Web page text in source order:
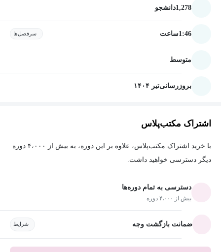
1,278دانشجو
1:46ساعت سرفصل‌ها
متوسط
بروزرسانیتیر ۱۴۰۴
اشتراک مکتب‌پلاس
با خرید اشتراک مکتب‌پلاس، علاوه بر این دوره، به بیش از ۴،۰۰۰ دوره
دیگر دسترسی خواهید داشت.
دسترسی به تمام دوره‌ها
بیش از ۴،۰۰۰ دوره
ضمانت بازگشت وجه شرایط